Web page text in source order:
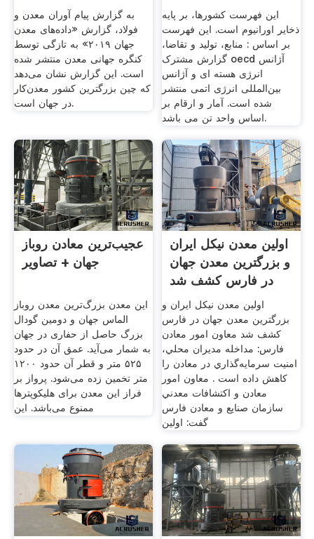
به گزارش پیام آوران معدن و
فولاد، گزارش «داده‌های معدن
جهان ۲۰۱۹» به تازگی توسط
کنگره جهانی معدن منتشر شده
است. این گزارش نشان می‌دهد
که چین بزرگترین کشور معدن‌کار
در جهان است.
این فهرست کشورها، بر پایه
ذخایر اورانیوم است. این فهرست
بر اساس : منابع، تولید و تقاضا،
گزارش مشترک oecd آژانس
انرژی هسته ای و آژانس
بین‌المللی انرژی اتمی منتشر
شده است. آمار و ارقام بر
اساس واحد تن می باشد.
عجیب‌ترین معادن روباز
جهان + تصاویر
این معدن بزرگ‌ترین معدن روباز
الماس جهان و دومین گودال
بزرگ حاصل از حفاری در جهان
به شمار می‌آید. عمق آن در حدود
۵۲۵ متر و قطر آن حدود ۱۲۰۰
متر تخمین زده می‌شود. پرواز بر
فراز این معدن برای هلیکوپترها
ممنوع می‌باشد. این
اولين معدن نيکل ايران
و بزرگترين معدن جهان
در فارس کشف شد
اولين معدن نيکل ايران و
بزرگترين معدن جهان در فارس
کشف شد معاون امور معادن
فارس: مداخله مديران محلي،
امنيت سرمايه‌گذاري در معادن را
کاهش داده است . معاون امور
معادن و اکتشافات معدني
سازمان صنايع و معادن فارس
گفت: اولين